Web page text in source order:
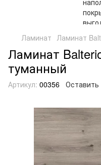
Ламинат Ламинат
Ламинат
туманный
Артикул: 00356 Оставить